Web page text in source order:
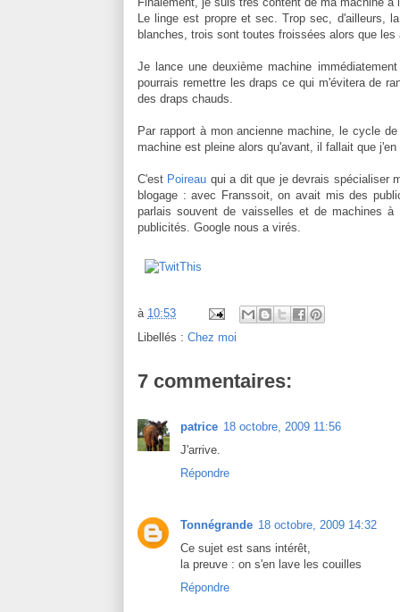
Le linge est propre et sec. Trop sec, d'ailleurs,
blanches, trois sont toutes froissées alors que
Je lance une deuxième machine
pourrais remettre les draps ce qui m'évitera de
des draps chauds.
Par rapport à mon ancienne machine, le cycle
machine est pleine alors qu'avant, il fallait que
C'est Poireau qui a dit que je devrais spécialiser
blogage : avec Franssoit, on avait mis des
parlais souvent de vaisselles et de machines
publicités. Google nous a virés.
à 10:53
Libellés : Chez moi
7 commentaires:
patrice 18 octobre, 2009 11:56
J'arrive.
Répondre
Tonnégrande 18 octobre, 2009 14:32
Ce sujet est sans intérêt,
la preuve : on s'en lave les couilles
Répondre